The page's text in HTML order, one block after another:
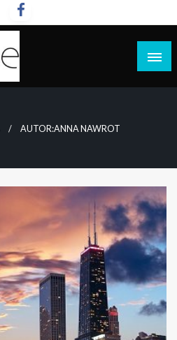
AUTOR:ANNA NAWROT